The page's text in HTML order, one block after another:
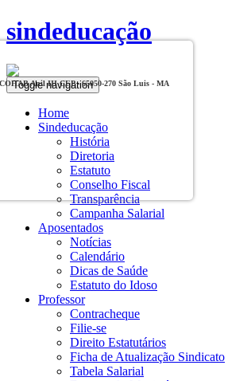
sindeducação
Toggle navigation
Home
Sindeducação
História
Diretoria
Estatuto
Conselho Fiscal
Transparência
Campanha Salarial
Aposentados
Notícias
Calendário
Dicas de Saúde
Estatuto do Idoso
Professor
Contracheque
Filie-se
Direito Estatutários
Ficha de Atualização Sindicato
Tabela Salarial
COHAB Anil III CEP - 65050-270 São Luis - MA